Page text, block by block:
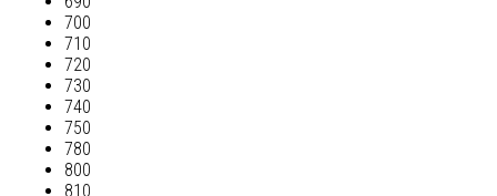
700
710
720
730
740
750
780
800
810